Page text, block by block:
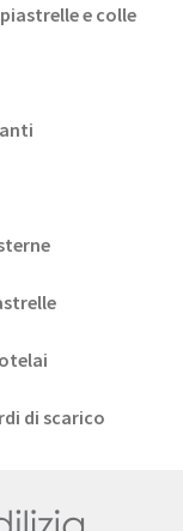
e colle
di scarico